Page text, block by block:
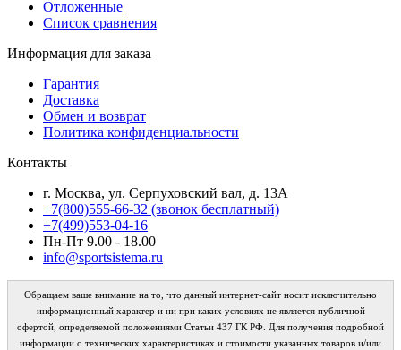
Отложенные
Список сравнения
Информация для заказа
Гарантия
Доставка
Обмен и возврат
Политика конфиденциальности
Контакты
г. Москва, ул. Серпуховский вал, д. 13А
+7(800)555-66-32 (звонок бесплатный)
+7(499)553-04-16
Пн-Пт 9.00 - 18.00
info@sportsistema.ru
Обращаем ваше внимание на то, что данный интернет-сайт носит исключительно
информационный характер и ни при каких условиях не является публичной
офертой, определяемой положениями Статьи 437 ГК РФ. Для получения подробной
информации о технических характеристиках и стоимости указанных товаров и/или